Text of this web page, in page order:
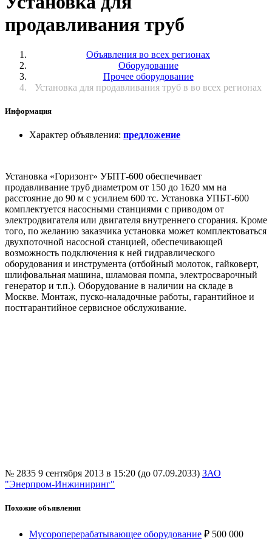
продавливания труб
Объявления во всех регионах
Оборудование
Прочее оборудование
Установка для продавливания труб в во всех регионах
Информация
Характер объявления: предложение
Установка «Горизонт» УБПТ-600 обеспечивает
продавливание труб диаметром от 150 до 1620 мм на
расстояние до 90 м с усилием 600 тс. Установка УПБТ-600
комплектуется насосными станциями с приводом от
электродвигателя или двигателя внутреннего сгорания. Кроме
того, по желанию заказчика установка может комплектоваться
двухпоточной насосной станцией, обеспечивающей
возможность подключения к ней гидравлического
оборудования и инструмента (отбойный молоток, гайковерт,
шлифовальная машина, шламовая помпа, электросварочный
генератор и т.п.). Оборудование в наличии на складе в
Москве. Монтаж, пуско-наладочные работы, гарантийное и
постгарантийное сервисное обслуживание.
№ 2835 9 сентября 2013 в 15:20 (до 07.09.2033) ЗАО
"Энерпром-Инжиниринг"
Похожие объявления
Мусороперерабатывающее оборудование ₽ 500 000